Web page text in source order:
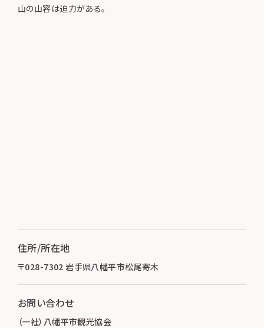
山の山容は迫力がある。
住所/所在地
〒028-7302 岩手県八幡平市松尾寄木
お問い合わせ
（一社）八幡平市観光協会